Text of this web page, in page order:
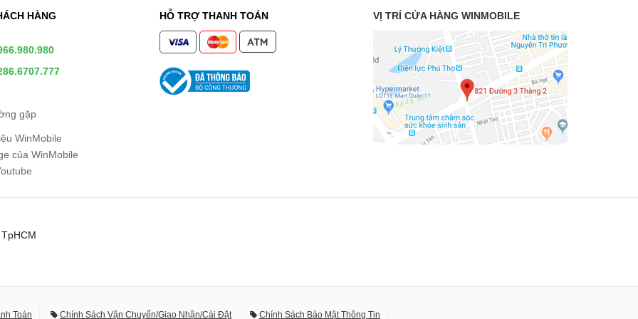
HÀNG
gặp
WinMobile
của WinMobile
HỖ TRỢ THANH TOÁN VỊ TRÍ CỬA HÀNG WINMOBILE
Toán Chính Sách Vận Chuyển/Giao Nhận/Cài Đặt Chính Sách Bảo Mật Thông Tin